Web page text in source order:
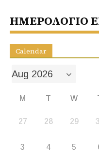
ΗΜΕΡΟΛΟΓΙΟ
Calendar
M T W
27 28 29
3 4 5